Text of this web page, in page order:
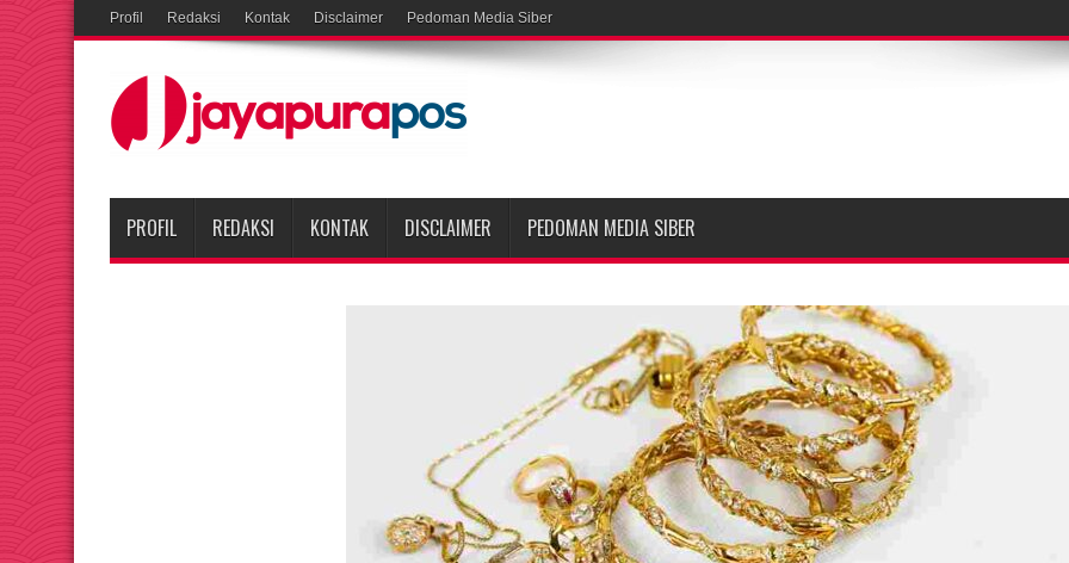
Profil Redaksi Kontak Disclaimer Pedoman Media Siber
PROFIL REDAKSI KONTAK DISCLAIMER PEDOMAN MEDIA SIBER